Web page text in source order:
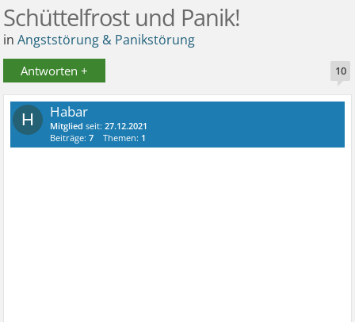
Schüttelfrost und Panik!
inAngststörung & Panikstörung
Antworten + 10
H Habar
Mitglied seit:27.12.2021
Beiträge:7 Themen: 1